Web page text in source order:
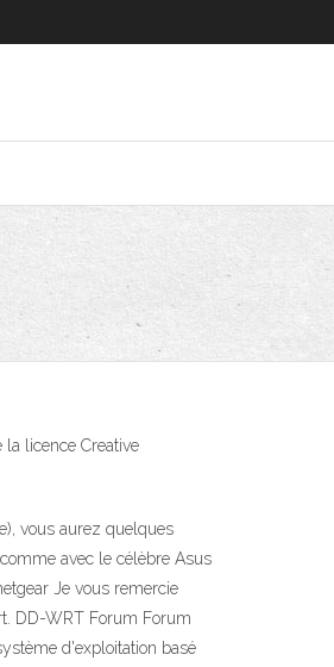
licence Creative
vous aurez quelques
avec le célèbre Asus
Je vous remercie
DD-WRT Forum Forum
d'exploitation basé